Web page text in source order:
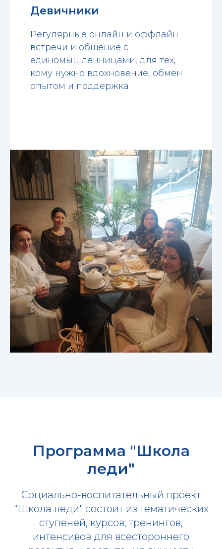
Девичники
Регулярные онлайн и оффлайн
встречи и общение с
единомышленницами, для тех,
кому нужно вдохновение, обмен
опытом и поддержка
Программа "Школа
леди"
Социально-воспитательный проект
"Школа леди" состоит из тематических
ступеней, курсов, тренингов,
интенсивов для всестороннего